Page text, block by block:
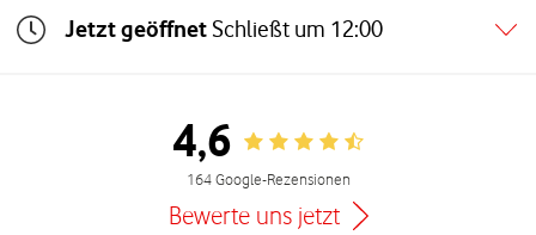
Jetzt geöffnet Schließt um 12:00
4,6 Rating 4.6
164 Google-Rezensionen
Bewerte uns jetzt